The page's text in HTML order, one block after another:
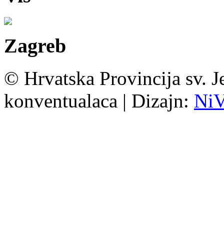
Zagreb
© Hrvatska Provincija sv.
konventualaca | Dizajn: